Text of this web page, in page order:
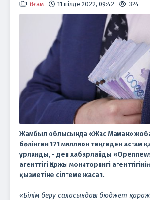
Қоғам 11 шілде 2022, 09:42 324
Жамбыл облысында «Жас Маман»
бөлінген 171 миллион теңгеден астам
ұрланды, - деп хабарлайды
агенттігі Қаржы мониторингі
қызметіне сілтеме жасап.
«Білім беру саласындағы бюджет